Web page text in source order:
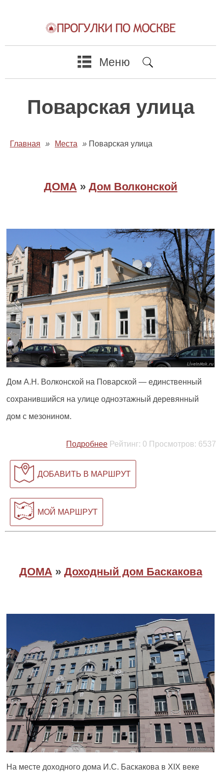
Меню
Поварская улица
Главная » Места » Поварская улица
ДОМА » Дом Волконской
Дом А.Н. Волконской на Поварской — единственный
сохранившийся на улице одноэтажный деревянный
дом с мезонином.
Подробнее Рейтинг: 0 Просмотров: 6537
ДОБАВИТЬ В МАРШРУТ
МОЙ МАРШРУТ
ДОМА » Доходный дом Баскакова
На месте доходного дома И.С. Баскакова в XIX веке